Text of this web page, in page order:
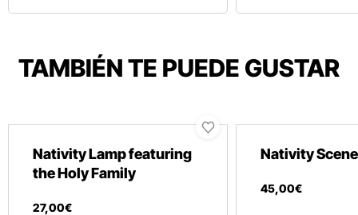
TAMBIÉN TE PUEDE GUSTAR
Nativity Lamp featuring
the Holy Family
27,00€
Nativity
45,00€